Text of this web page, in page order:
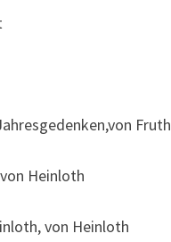
Fruth
Heinloth
von Heinloth